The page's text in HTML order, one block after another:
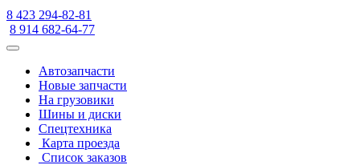
8 423 294-82-81
8 914 682-64-77
Автозапчасти
Новые запчасти
На грузовики
Шины и диски
Спецтехника
Карта проезда
Список заказов